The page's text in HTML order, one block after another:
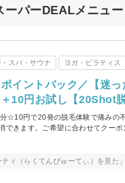
パーDEALメニュー
スパ・サウナ ヨガ・ピラティス
イントバック／【迷
10円お試し【20Shot脱
☆10円で20発の脱毛体験で痛みの
できます。ご希望に合わせてクー
ィ（らくてんびゅーてぃ）を見た